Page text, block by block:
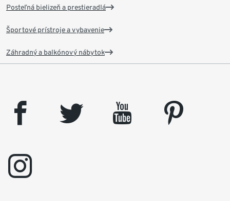
Posteľná bielizeň a prestieradlá
Športové prístroje a vybavenie
Záhradný a balkónový nábytok
facebook twitter youtube
pinterest
instagram